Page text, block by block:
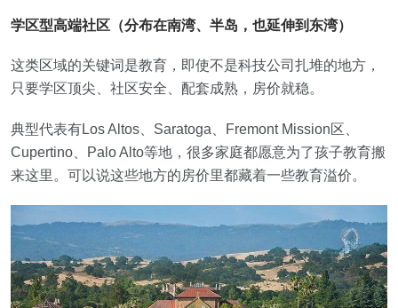
学区型高端社区（分布在南湾、半岛，也延伸到东湾）
这类区域的关键词是教育，即使不是科技公司扎堆的地方，
只要学区顶尖、社区安全、配套成熟，房价就稳。
典型代表有Los Altos、Saratoga、Fremont Mission区、
Cupertino、Palo Alto等地，很多家庭都愿意为了孩子教育搬
来这里。可以说这些地方的房价里都藏着一些教育溢价。